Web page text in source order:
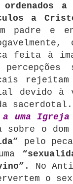
ordenados
a
padre e
feita à
rejeitam
devido à
sacerdotal.
uma Igreja
o dom
pelo
. No
o